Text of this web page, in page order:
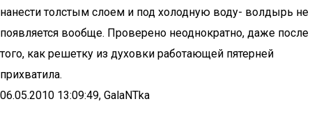
нанести толстым слоем и под холодную воду- волдырь не
появляется вообще. Проверено неоднократно, даже после
того, как решетку из духовки работающей пятерней
прихватила.
06.05.2010 13:09:49, GalaNTka